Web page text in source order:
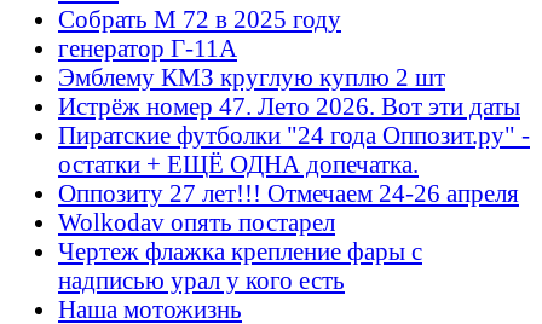
Собрать М 72 в 2025 году
генератор Г-11А
Эмблему КМЗ круглую куплю 2 шт
Истрёж номер 47. Лето 2026. Вот эти даты
Пиратские футболки "24 года Оппозит.ру" -
остатки + ЕЩЁ ОДНА допечатка.
Оппозиту 27 лет!!! Отмечаем 24-26 апреля
Wolkodav опять постарел
Чертеж флажка крепление фары с
надписью урал у кого есть
Наша мотожизнь